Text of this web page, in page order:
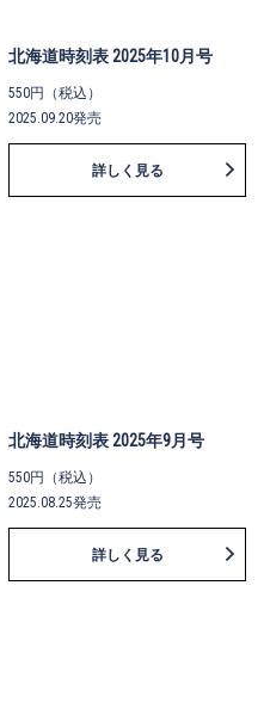
北海道時刻表 2025年10月号
550円（税込）
2025.09.20発売
詳しく見る
北海道時刻表 2025年9月号
550円（税込）
2025.08.25発売
詳しく見る